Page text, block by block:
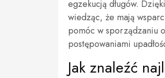
egzekucją długów.
wiedząc, że mają
pomóc w sporządzaniu
postępowaniami
Jak znaleźć